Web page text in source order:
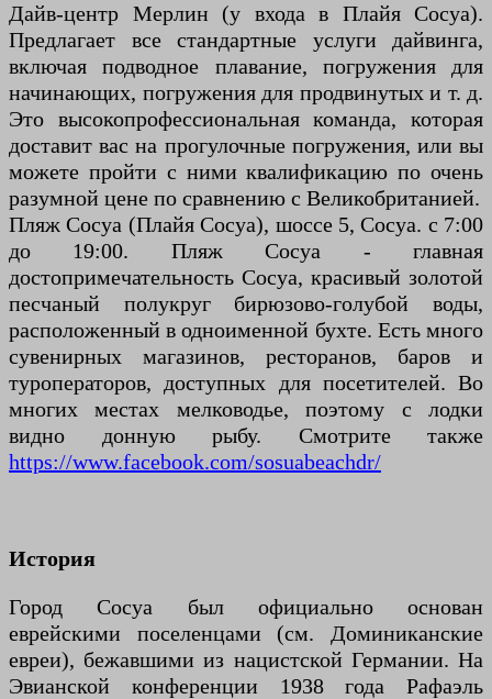
Дайв-центр Мерлин (у входа в Плайя Сосуа).
Предлагает все стандартные услуги дайвинга,
включая подводное плавание, погружения для
начинающих, погружения для продвинутых и т. д.
Это высокопрофессиональная команда, которая
доставит вас на прогулочные погружения, или вы
можете пройти с ними квалификацию по очень
разумной цене по сравнению с Великобританией.
Пляж Сосуа (Плайя Сосуа), шоссе 5, Сосуа. с 7:00
до 19:00. Пляж Сосуа - главная
достопримечательность Сосуа, красивый золотой
песчаный полукруг бирюзово-голубой воды,
расположенный в одноименной бухте. Есть много
сувенирных магазинов, ресторанов, баров и
туроператоров, доступных для посетителей. Во
многих местах мелководье, поэтому с лодки
видно донную рыбу. Смотрите также
https://www.facebook.com/sosuabeachdr/
История
Город Сосуа был официально основан
еврейскими поселенцами (см. Доминиканские
евреи), бежавшими из нацистской Германии. На
Эвианской конференции 1938 года Рафаэль